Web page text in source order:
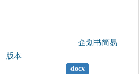
版本
docx